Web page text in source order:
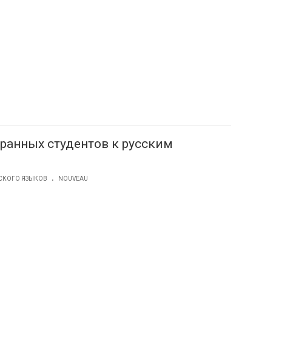
студентов к русским
ЯЗЫКОВ . NOUVEAU